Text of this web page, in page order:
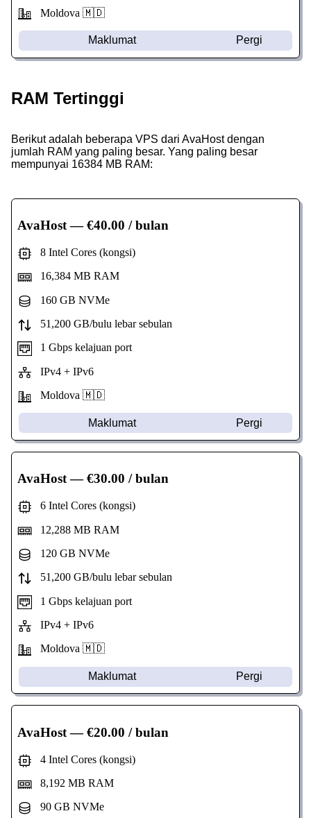
Moldova 🇲🇩
Maklumat Pergi
RAM Tertinggi
Berikut adalah beberapa VPS dari AvaHost dengan
jumlah RAM yang paling besar. Yang paling besar
mempunyai 16384 MB RAM:
AvaHost— €40.00 / bulan
8 Intel Cores (kongsi)
16,384 MB RAM
160 GB NVMe
51,200 GB/bulu lebar sebulan
1 Gbps kelajuan port
IPv4 + IPv6
Moldova 🇲🇩
Maklumat Pergi
AvaHost— €30.00 / bulan
6 Intel Cores (kongsi)
12,288 MB RAM
120 GB NVMe
51,200 GB/bulu lebar sebulan
1 Gbps kelajuan port
IPv4 + IPv6
Moldova 🇲🇩
Maklumat Pergi
AvaHost— €20.00 / bulan
4 Intel Cores (kongsi)
8,192 MB RAM
90 GB NVMe